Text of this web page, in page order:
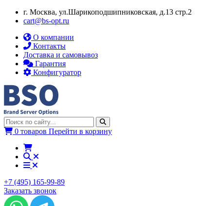
г. Москва, ул.​​Шарикоподшипниковская, д.13 стр.2
cart@bs-opt.ru
О компании
Контакты
Доставка и самовывоз
Гарантия
Конфигуратор
0 товаров Перейти в корзину
+7 (495) 165-99-89
Заказать звонок